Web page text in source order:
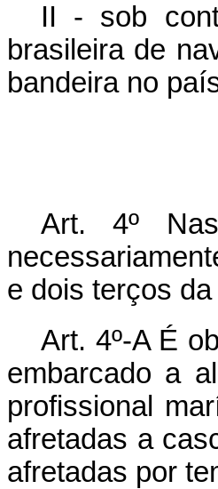
II - sob
brasileira de
bandeira no
Art. 4º
e dois terços
Art. 4º-A É
embarcado a
profissional
afretadas a
afretadas por